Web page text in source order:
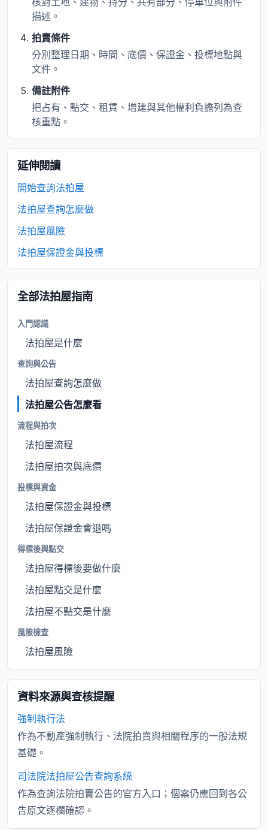
描述。
拍賣條件
分別整理日期、時間、底價、保證金、投標地點與
文件。
備註附件
把占有、點交、租賃、增建與其他權利負擔列為查
核重點。
延伸閱讀
開始查詢法拍屋
法拍屋查詢怎麼做
法拍屋風險
法拍屋保證金與投標
全部法拍屋指南
入門認識
法拍屋是什麼
查詢與公告
法拍屋查詢怎麼做
法拍屋公告怎麼看
流程與拍次
法拍屋流程
法拍屋拍次與底價
投標與資金
法拍屋保證金與投標
法拍屋保證金會退嗎
得標後與點交
法拍屋得標後要做什麼
法拍屋點交是什麼
法拍屋不點交是什麼
風險檢查
法拍屋風險
資料來源與查核提醒
強制執行法
作為不動產強制執行、法院拍賣與相關程序的一般法規
基礎。
司法院法拍屋公告查詢系統
作為查詢法院拍賣公告的官方入口；個案仍應回到各公
告原文逐欄確認。